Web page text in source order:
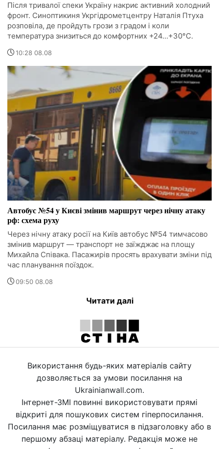
Після тривалої спеки Україну накриє активний холодний
фронт. Синоптикиня Укргідрометцентру Наталія Птуха
розповіла, де пройдуть грози з градом і коли
температура знизиться до комфортних +24…+30°C.
10:28 08.08
Автобус №54 у Києві змінив маршрут через нічну атаку
рф: схема руху
Через нічну атаку росії на Київ автобус №54 тимчасово
змінив маршрут — транспорт не заїжджає на площу
Михайла Співака. Пасажирів просять врахувати зміни під
час планування поїздок.
09:50 08.08
Читати далі
Використання будь-яких матеріалів сайту
дозволяється за умови посилання на
Ukrainianwall.com.
Інтернет-ЗМІ повинні використовувати прямі
відкриті для пошукових систем гіперпосилання.
Посилання має розміщуватися в підзаголовку або в
першому абзаці матеріалу. Редакція може не